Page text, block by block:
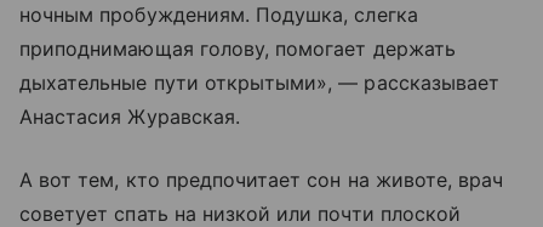
ночным пробуждениям. Подушка, слегка
приподнимающая голову, помогает держать
дыхательные пути открытыми», — рассказывает
Анастасия Журавская.
А вот тем, кто предпочитает сон на животе, врач
советует спать на низкой или почти плоской